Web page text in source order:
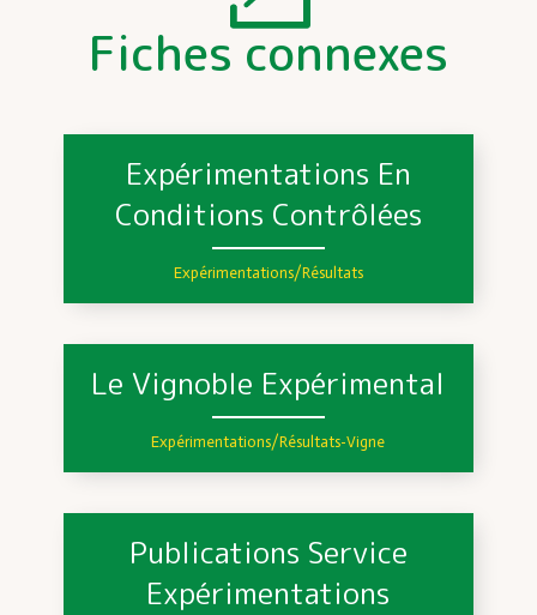
Fiches connexes
Expérimentations En
Conditions Contrôlées
Expérimentations/Résultats
Le Vignoble Expérimental
Expérimentations/Résultats-Vigne
Publications Service
Expérimentations